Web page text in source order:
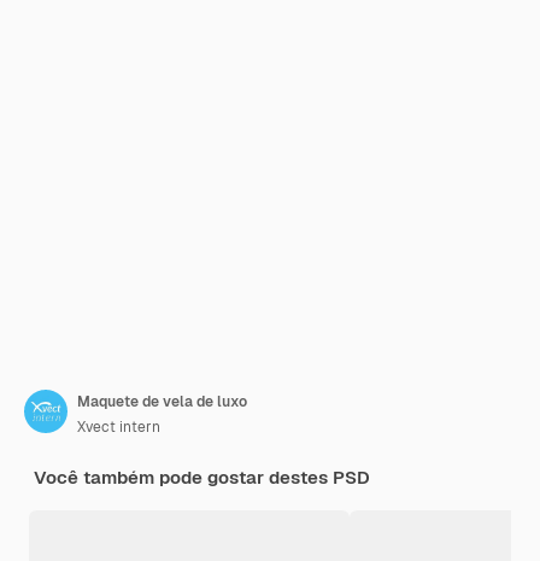
Maquete de vela de luxo
Xvect intern
Você também pode gostar destes PSD